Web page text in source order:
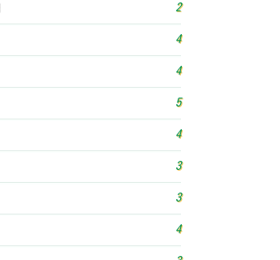
2
4
4
5
4
3
3
4